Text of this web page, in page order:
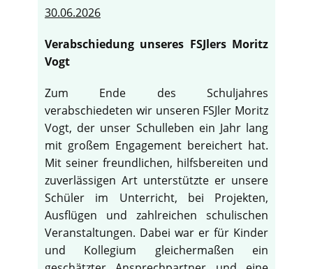
30.06.2026
Verabschiedung unseres FSJlers Moritz
Vogt
Zum Ende des Schuljahres
verabschiedeten wir unseren FSJler Moritz
Vogt, der unser Schulleben ein Jahr lang
mit großem Engagement bereichert hat.
Mit seiner freundlichen, hilfsbereiten und
zuverlässigen Art unterstützte er unsere
Schüler im Unterricht, bei Projekten,
Ausflügen und zahlreichen schulischen
Veranstaltungen. Dabei war er für Kinder
und Kollegium gleichermaßen ein